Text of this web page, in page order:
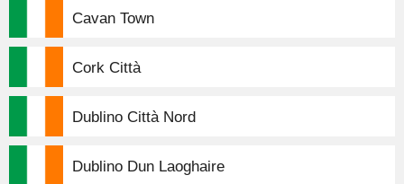
Cavan Town
Cork Città
Dublino Città Nord
Dublino Dun Laoghaire